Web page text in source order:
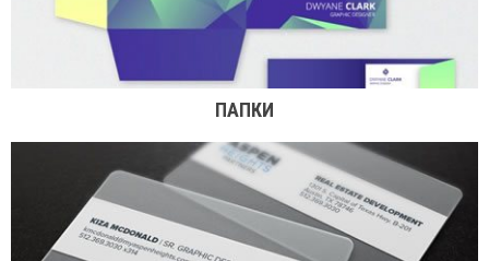
ПАПКИ